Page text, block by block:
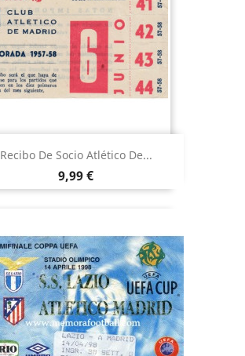
Recibo De Socio Atlético De...
Precio
9,99 €